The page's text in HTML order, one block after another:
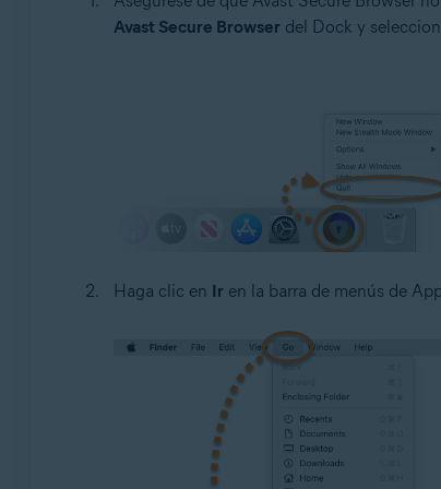
Avast Secure Browser del Dock y
Haga clic en Ir en la barra de menús de